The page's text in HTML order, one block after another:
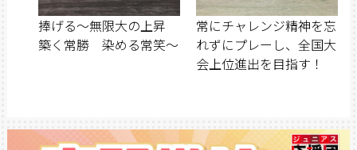
捧げる～無限大の上昇
築く常勝 染める常笑～
常にチャレンジ精神を忘
れずにプレーし、全国大
会上位進出を目指す！